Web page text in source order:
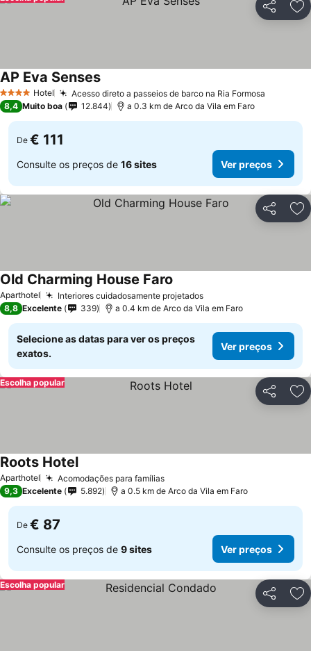
Partilhar
4 EstrelasHotel Acesso direto a passeios de barco na Ria Formosa
AP Eva Senses
8,4 Muito boa 12.844 a 0.3 km de Arco da Vila em Faro
De € 111
Consulte os preços de 16 sites Ver preços
Partilhar
Aparthotel Interiores cuidadosamente projetados
Old Charming House Faro
8,8 Excelente 339 a 0.4 km de Arco da Vila em Faro
Selecione as datas para ver os preços
exatos.
Ver preços
Partilhar
Escolha popular
Aparthotel Acomodações para famílias
Roots Hotel
9,3 Excelente 5.892 a 0.5 km de Arco da Vila em Faro
De € 87
Consulte os preços de 9 sites Ver preços
Partilhar
Escolha popular